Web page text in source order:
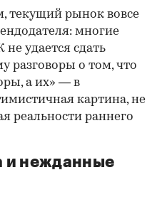
текущий рынок вовсе
многие
удается сдать
разговоры о том, что
а их» — в
картина, не
реальности раннего
и нежданные